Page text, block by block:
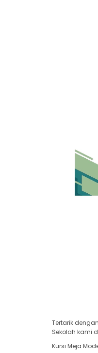
Tertarik
Sekolah kami
Kursi Meja